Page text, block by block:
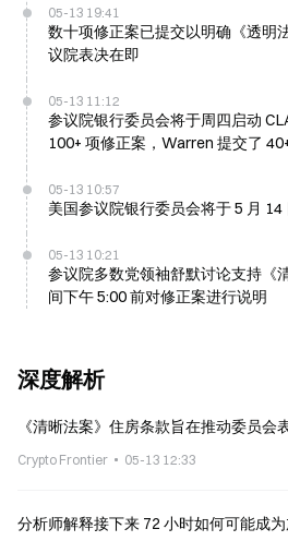
05-13 19:41
数十项修正案已提交以明确《透明
议院表决在即
05-13 11:12
参议院银行委员会将于周四启动
100+ 项修正案，Warren 提交了
05-13 10:57
美国参议院银行委员会将于 5 月 14
05-13 10:21
参议院多数党领袖舒默讨论支持《
间下午 5:00 前对修正案进行说明
深度解析
《清晰法案》住房条款旨在推动委员会
Crypto Frontier 05-13 12:33
分析师解释接下来 72 小时如何可能成